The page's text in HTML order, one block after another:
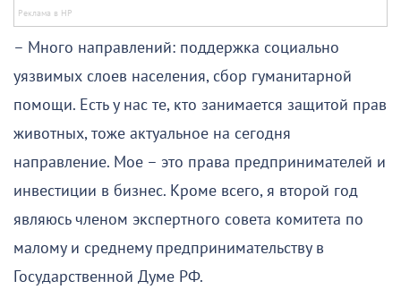
– Много направлений: поддержка социально
уязвимых слоев населения, сбор гуманитарной
помощи. Есть у нас те, кто занимается защитой прав
животных, тоже актуальное на сегодня
направление. Мое – это права предпринимателей и
инвестиции в бизнес. Кроме всего, я второй год
являюсь членом экспертного совета комитета по
малому и среднему предпринимательству в
Государственной Думе РФ.